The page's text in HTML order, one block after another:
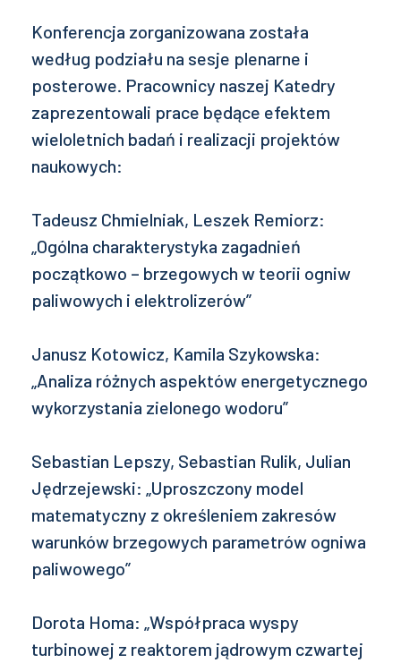
Konferencja zorganizowana została
według podziału na sesje plenarne i
posterowe. Pracownicy naszej Katedry
zaprezentowali prace będące efektem
wieloletnich badań i realizacji projektów
naukowych:
Tadeusz Chmielniak, Leszek Remiorz:
„Ogólna charakterystyka zagadnień
początkowo – brzegowych w teorii ogniw
paliwowych i elektrolizerów”
Janusz Kotowicz, Kamila Szykowska:
„Analiza różnych aspektów energetycznego
wykorzystania zielonego wodoru”
Sebastian Lepszy, Sebastian Rulik, Julian
Jędrzejewski: „Uproszczony model
matematyczny z określeniem zakresów
warunków brzegowych parametrów ogniwa
paliwowego”
Dorota Homa: „Współpraca wyspy
turbinowej z reaktorem jądrowym czwartej